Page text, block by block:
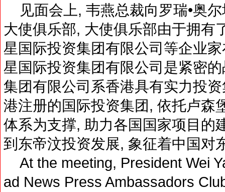
见面会上, 韦燕总裁向罗瑞•奥
大使俱乐部, 大使俱乐部由于拥有
星国际投资集团有限公司等企业
星国际投资集团有限公司是紧密
集团有限公司系香港具有实力投
港注册的国际投资集团, 依托卢森
体系为支撑, 助力各国国家项目的
到东帝汶投资发展, 象征着中国对
At the meeting, President Wei
ad News Press Ambassadors